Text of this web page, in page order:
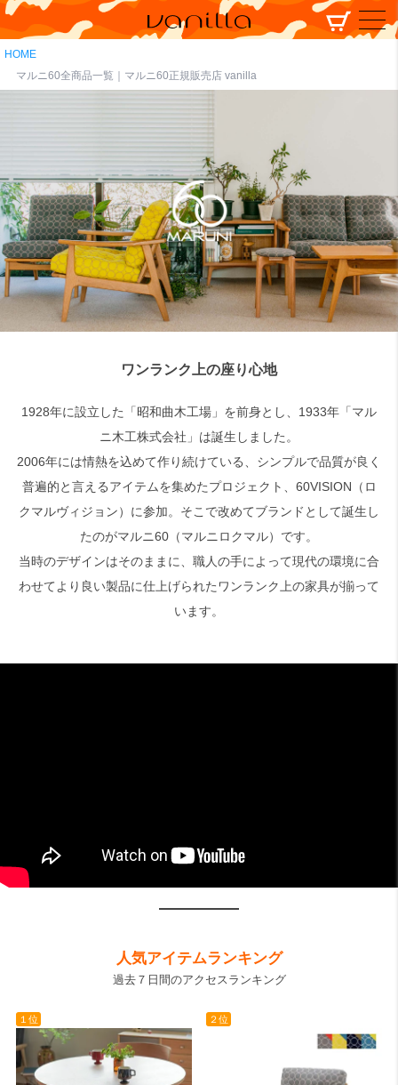
HOME
マルニ60全商品一覧｜マルニ60正規販売店 vanilla
検索
ワンランク上の座り心地
1928年に設立した「昭和曲木工場」を前身とし、1933年「マル
ニ木工株式会社」は誕生しました。
2006年には情熱を込めて作り続けている、シンプルで品質が良く
普遍的と言えるアイテムを集めたプロジェクト、60VISION（ロ
クマルヴィジョン）に参加。そこで改めてブランドとして誕生し
たのがマルニ60（マルニロクマル）です。
当時のデザインはそのままに、職人の手によって現代の環境に合
わせてより良い製品に仕上げられたワンランク上の家具が揃って
います。
人気アイテムランキング
過去７日間のアクセスランキング
１位 ２位